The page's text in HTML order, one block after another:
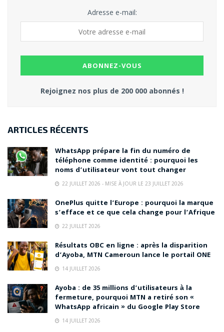
Adresse e-mail:
Rejoignez nos plus de 200 000 abonnés !
ARTICLES RÉCENTS
WhatsApp prépare la fin du numéro de
téléphone comme identité : pourquoi les
noms d’utilisateur vont tout changer
22 JUILLET 2026 - MISE À JOUR LE 23 JUILLET 2026
OnePlus quitte l’Europe : pourquoi la marque
s’efface et ce que cela change pour l’Afrique
22 JUILLET 2026
Résultats OBC en ligne : après la disparition
d’Ayoba, MTN Cameroun lance le portail ONE
14 JUILLET 2026
Ayoba : de 35 millions d’utilisateurs à la
fermeture, pourquoi MTN a retiré son «
WhatsApp africain » du Google Play Store
14 JUILLET 2026